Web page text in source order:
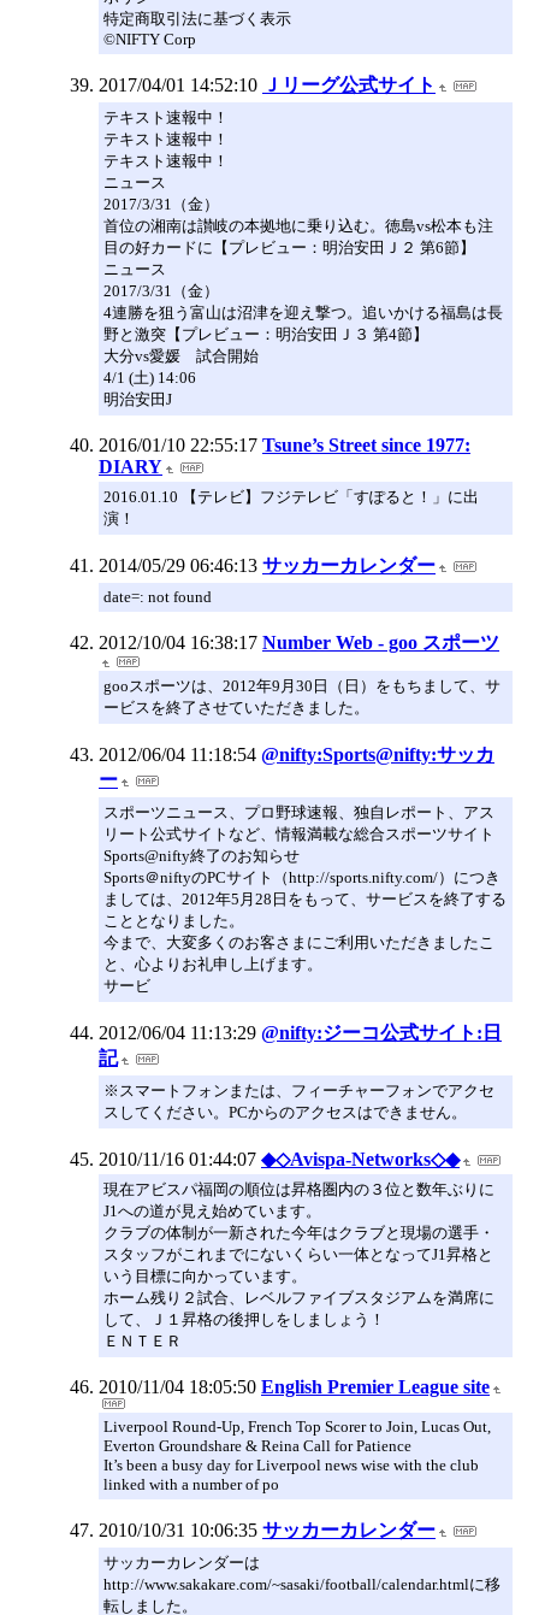
特定商取引法に基づく表示
©NIFTY Corp
2017/04/01 14:52:10 Ｊリーグ公式サイト
テキスト速報中！
テキスト速報中！
テキスト速報中！
ニュース
2017/3/31（金）
首位の湘南は讃岐の本拠地に乗り込む。徳島vs松本も注
目の好カードに【プレビュー：明治安田Ｊ２ 第6節】
ニュース
2017/3/31（金）
4連勝を狙う富山は沼津を迎え撃つ。追いかける福島は長
野と激突【プレビュー：明治安田Ｊ３ 第4節】
大分vs愛媛 試合開始
4/1 (土) 14:06
明治安田J
2016/01/10 22:55:17 Tsune’s Street since 1977:
DIARY
2016.01.10 【テレビ】フジテレビ「すぽると！」に出
演！
2014/05/29 06:46:13 サッカーカレンダー
date=: not found
2012/10/04 16:38:17 Number Web - goo スポーツ
gooスポーツは、2012年9月30日（日）をもちまして、サ
ービスを終了させていただきました。
2012/06/04 11:18:54 @nifty:Sports@nifty:サッカ
ー
スポーツニュース、プロ野球速報、独自レポート、アス
リート公式サイトなど、情報満載な総合スポーツサイト
Sports@nifty終了のお知らせ
Sports＠niftyのPCサイト（http://sports.nifty.com/）につき
ましては、2012年5月28日をもって、サービスを終了する
こととなりました。
今まで、大変多くのお客さまにご利用いただきましたこ
と、心よりお礼申し上げます。
サービ
2012/06/04 11:13:29 @nifty:ジーコ公式サイト:日
記
※スマートフォンまたは、フィーチャーフォンでアクセ
スしてください。PCからのアクセスはできません。
2010/11/16 01:44:07 ◆◇Avispa-Networks◇◆
現在アビスパ福岡の順位は昇格圏内の３位と数年ぶりに
J1への道が見え始めています。
クラブの体制が一新された今年はクラブと現場の選手・
スタッフがこれまでにないくらい一体となってJ1昇格と
いう目標に向かっています。
ホーム残り２試合、レベルファイブスタジアムを満席に
して、Ｊ１昇格の後押しをしましょう！
ＥＮＴＥＲ
2010/11/04 18:05:50 English Premier League site
Liverpool Round-Up, French Top Scorer to Join, Lucas Out,
Everton Groundshare & Reina Call for Patience
It’s been a busy day for Liverpool news wise with the club
linked with a number of po
2010/10/31 10:06:35 サッカーカレンダー
サッカーカレンダーは
http://www.sakakare.com/~sasaki/football/calendar.htmlに移
転しました。